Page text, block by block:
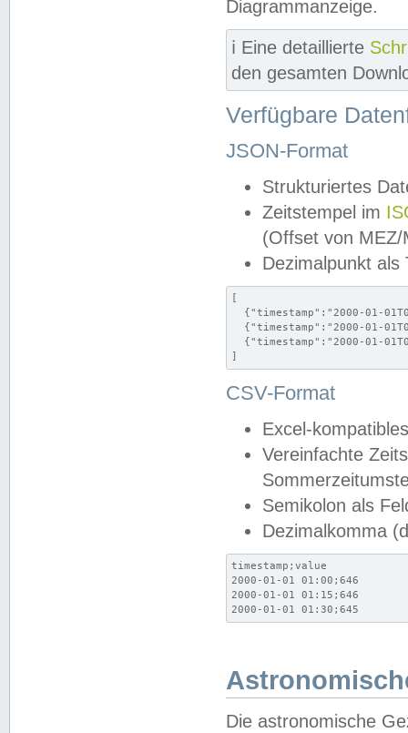
Diagrammanzeige.
ℹ️ Eine detaillierte
den gesamten
Verfügbare
JSON-Format
Strukturiertes
Zeitstempel im
(Offset von MEZ/
Dezimalpunkt als
[
{"timestamp":"2000-01-
{"timestamp":"2000-01-
{"timestamp":"2000-01-
]
CSV-Format
Excel-
Vereinfachte
Semikolon als
Dezimalkomma
timestamp;value
2000-01-01 01:00;646
2000-01-01 01:15;646
2000-01-01 01:30;645
Die astronomische